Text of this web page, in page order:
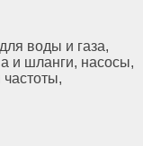
воды и газа,
и шланги, насосы,